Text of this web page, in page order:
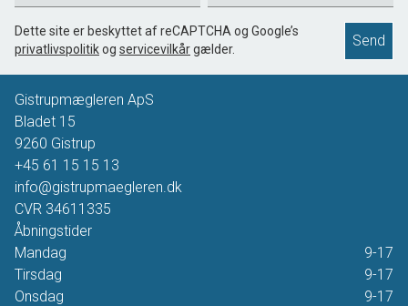
Dette site er beskyttet af reCAPTCHA og Google’s
privatlivspolitikog servicevilkårgælder. Send
Gistrupmægleren ApS
Bladet 15
9260 Gistrup
+45 61 15 15 13
info@gistrupmaegleren.dk
CVR 34611335
Åbningstider
Mandag
9-17
Tirsdag
9-17
Onsdag
9-17